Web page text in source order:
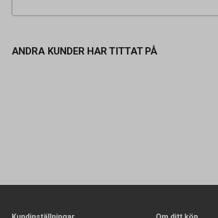
ANDRA KUNDER HAR TITTAT PÅ